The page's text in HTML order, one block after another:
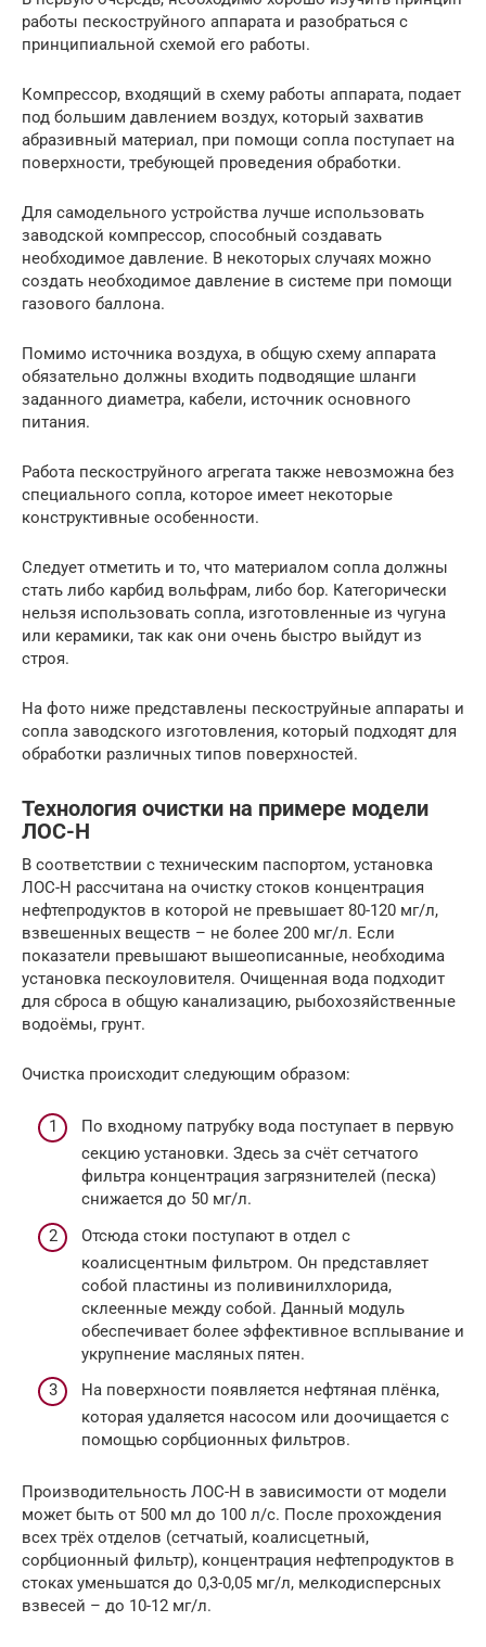
работы пескоструйного аппарата и разобраться с
принципиальной схемой его работы.
Компрессор, входящий в схему работы аппарата, подает
под большим давлением воздух, который захватив
абразивный материал, при помощи сопла поступает на
поверхности, требующей проведения обработки.
Для самодельного устройства лучше использовать
заводской компрессор, способный создавать
необходимое давление. В некоторых случаях можно
создать необходимое давление в системе при помощи
газового баллона.
Помимо источника воздуха, в общую схему аппарата
обязательно должны входить подводящие шланги
заданного диаметра, кабели, источник основного
питания.
Работа пескоструйного агрегата также невозможна без
специального сопла, которое имеет некоторые
конструктивные особенности.
Следует отметить и то, что материалом сопла должны
стать либо карбид вольфрам, либо бор. Категорически
нельзя использовать сопла, изготовленные из чугуна
или керамики, так как они очень быстро выйдут из
строя.
На фото ниже представлены пескоструйные аппараты и
сопла заводского изготовления, который подходят для
обработки различных типов поверхностей.
Технология очистки на примере модели
ЛОС-Н
В соответствии с техническим паспортом, установка
ЛОС-Н рассчитана на очистку стоков концентрация
нефтепродуктов в которой не превышает 80-120 мг/л,
взвешенных веществ – не более 200 мг/л. Если
показатели превышают вышеописанные, необходима
установка пескоуловителя. Очищенная вода подходит
для сброса в общую канализацию, рыбохозяйственные
водоёмы, грунт.
Очистка происходит следующим образом:
По входному патрубку вода поступает в первую
секцию установки. Здесь за счёт сетчатого
фильтра концентрация загрязнителей (песка)
снижается до 50 мг/л.
Отсюда стоки поступают в отдел с
коалисцентным фильтром. Он представляет
собой пластины из поливинилхлорида,
склеенные между собой. Данный модуль
обеспечивает более эффективное всплывание и
укрупнение масляных пятен.
На поверхности появляется нефтяная плёнка,
которая удаляется насосом или доочищается с
помощью сорбционных фильтров.
Производительность ЛОС-Н в зависимости от модели
может быть от 500 мл до 100 л/с. После прохождения
всех трёх отделов (сетчатый, коалисцетный,
сорбционный фильтр), концентрация нефтепродуктов в
стоках уменьшатся до 0,3-0,05 мг/л, мелкодисперсных
взвесей – до 10-12 мг/л.